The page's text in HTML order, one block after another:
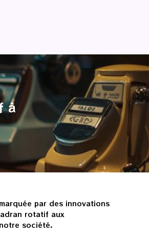
à
par des innovations
rotatif aux
société.